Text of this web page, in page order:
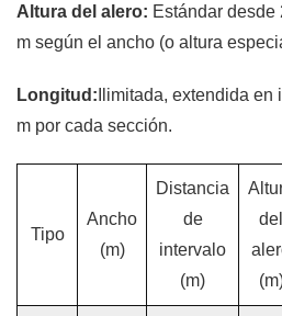
Altura del alero: Estándar desde
m según el ancho (o altura
Longitud: Ilimitada, extendida
m por cada sección.
Tipo
Ancho
(m)
Distancia
de
intervalo
(m)
del